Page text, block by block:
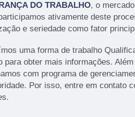
DO TRABALHO, o
ativamente deste
e seriedade como fator
uma forma de trabalho
para obter mais informações.
com programa de
Por isso, entre em contato